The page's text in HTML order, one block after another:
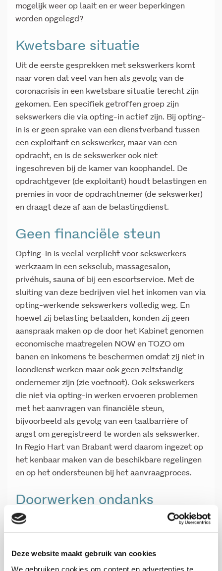
Deze website maakt gebruik van cookies
We gebruiken cookies om content en advertenties te
mogelijk weer op laait en er weer beperkingen
worden opgelegd?
Kwetsbare situatie
Uit de eerste gesprekken met sekswerkers komt
naar voren dat veel van hen als gevolg van de
coronacrisis in een kwetsbare situatie terecht zijn
gekomen. Een specifiek getroffen groep zijn
sekswerkers die via opting-in actief zijn. Bij opting-
in is er geen sprake van een dienstverband tussen
een exploitant en sekswerker, maar van een
opdracht, en is de sekswerker ook niet
ingeschreven bij de kamer van koophandel. De
opdrachtgever (de exploitant) houdt belastingen en
premies in voor de opdrachtnemer (de sekswerker)
en draagt deze af aan de belastingdienst.
Geen financiële steun
Opting-in is veelal verplicht voor sekswerkers
werkzaam in een seksclub, massagesalon,
privéhuis, sauna of bij een escortservice. Met de
sluiting van deze bedrijven viel het inkomen van via
opting-werkende sekswerkers volledig weg. En
hoewel zij belasting betaalden, konden zij geen
aanspraak maken op de door het Kabinet genomen
economische maatregelen NOW en TOZO om
banen en inkomens te beschermen omdat zij niet in
loondienst werken maar ook geen zelfstandig
ondernemer zijn (zie voetnoot). Ook sekswerkers
die niet via opting-in werken ervoeren problemen
met het aanvragen van financiële steun,
bijvoorbeeld als gevolg van een taalbarrière of
angst om geregistreerd te worden als sekswerker.
In Regio Hart van Brabant werd daarom ingezet op
het kenbaar maken van de beschikbare regelingen
en op het ondersteunen bij het aanvraagproces.
Doorwerken ondanks
maatregelen
corona heeft een aantal gevolgen. Sommige